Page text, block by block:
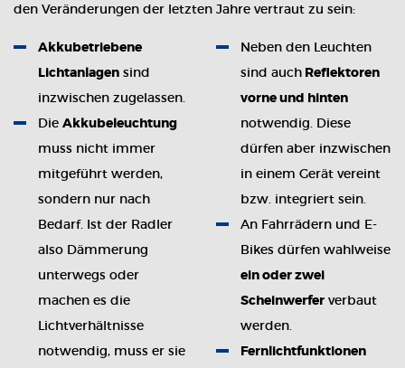
den Veränderungen der letzten Jahre vertraut zu sein:
Akkubetriebene
Lichtanlagen sind
inzwischen zugelassen.
Die Akkubeleuchtung
muss nicht immer
mitgeführt werden,
sondern nur nach
Bedarf. Ist der Radler
also Dämmerung
unterwegs oder
machen es die
Lichtverhältnisse
notwendig, muss er sie
Neben den Leuchten
sind auch Reflektoren
vorne und hinten
notwendig. Diese
dürfen aber inzwischen
in einem Gerät vereint
bzw. integriert sein.
An Fahrrädern und E-
Bikes dürfen wahlweise
ein oder zwei
Scheinwerfer verbaut
werden.
Fernlichtfunktionen